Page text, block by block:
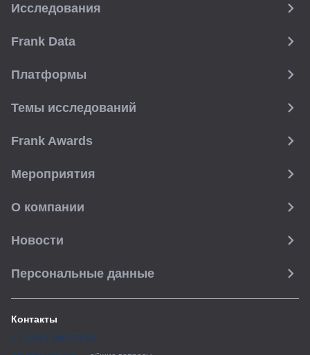
Исследования
Frank Data
Платформы
Темы исследований
Frank Awards
Мероприятия
О компании
Новости
Персональные данные
Контакты
+7 (495) 280-70-51